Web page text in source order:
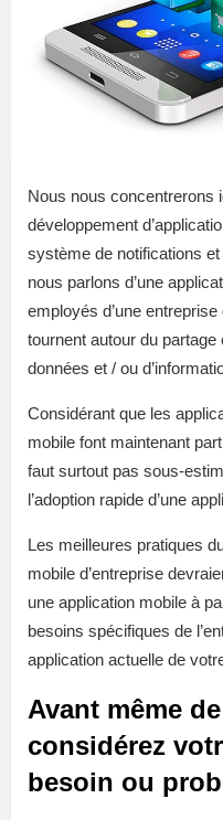
Nous nous concentrerons
développement
système de notifications et
nous parlons d’une
employés d’une
tournent autour du
données et / ou
Considérant que les
mobile font maintenant
faut surtout pas sous-
l’adoption rapide d’une
Les meilleures pratiques
mobile d’entreprise
une application mobile à
besoins spécifiques de
application actuelle de
Avant même
considérez
besoin ou